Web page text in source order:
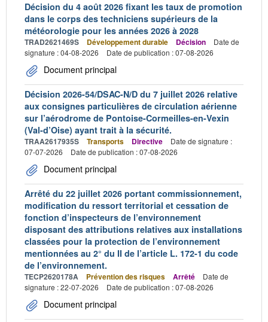
Décision du 4 août 2026 fixant les taux de promotion
dans le corps des techniciens supérieurs de la
météorologie pour les années 2026 à 2028
TRAD2621469S Développement durable Décision
Date de
signature : 04-08-2026
Date de publication : 07-08-2026
Document principal
Décision 2026-54/DSAC-N/D du 7 juillet 2026 relative
aux consignes particulières de circulation aérienne
sur l’aérodrome de Pontoise-Cormeilles-en-Vexin
(Val-d’Oise) ayant trait à la sécurité.
TRAA2617935S Transports Directive
Date de signature :
07-07-2026
Date de publication : 07-08-2026
Document principal
Arrêté du 22 juillet 2026 portant commissionnement,
modification du ressort territorial et cessation de
fonction d’inspecteurs de l’environnement
disposant des attributions relatives aux installations
classées pour la protection de l’environnement
mentionnées au 2° du II de l’article L. 172-1 du code
de l’environnement.
TECP2620178A Prévention des risques Arrêté
Date de
signature : 22-07-2026
Date de publication : 07-08-2026
Document principal